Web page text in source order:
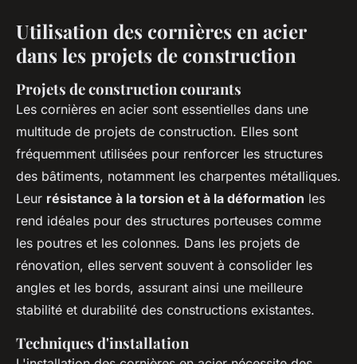
Utilisation des cornières en acier
dans les projets de construction
Projets de construction courants
Les cornières en acier sont essentielles dans une
multitude de projets de construction. Elles sont
fréquemment utilisées pour renforcer les structures
des bâtiments, notamment les charpentes métalliques.
Leur résistance à la torsion et à la déformation les
rend idéales pour des structures porteuses comme
les poutres et les colonnes. Dans les projets de
rénovation, elles servent souvent à consolider les
angles et les bords, assurant ainsi une meilleure
stabilité et durabilité des constructions existantes.
Techniques d'installation